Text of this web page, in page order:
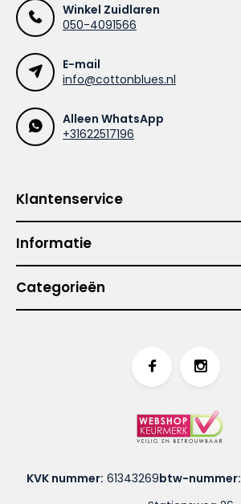
Winkel Zuidlaren
050-4091566
E-mail
info@cottonblues.nl
Alleen WhatsApp
+31622517196
Klantenservice
Informatie
Categorieën
KVK nummer: 61343269btw-nummer: